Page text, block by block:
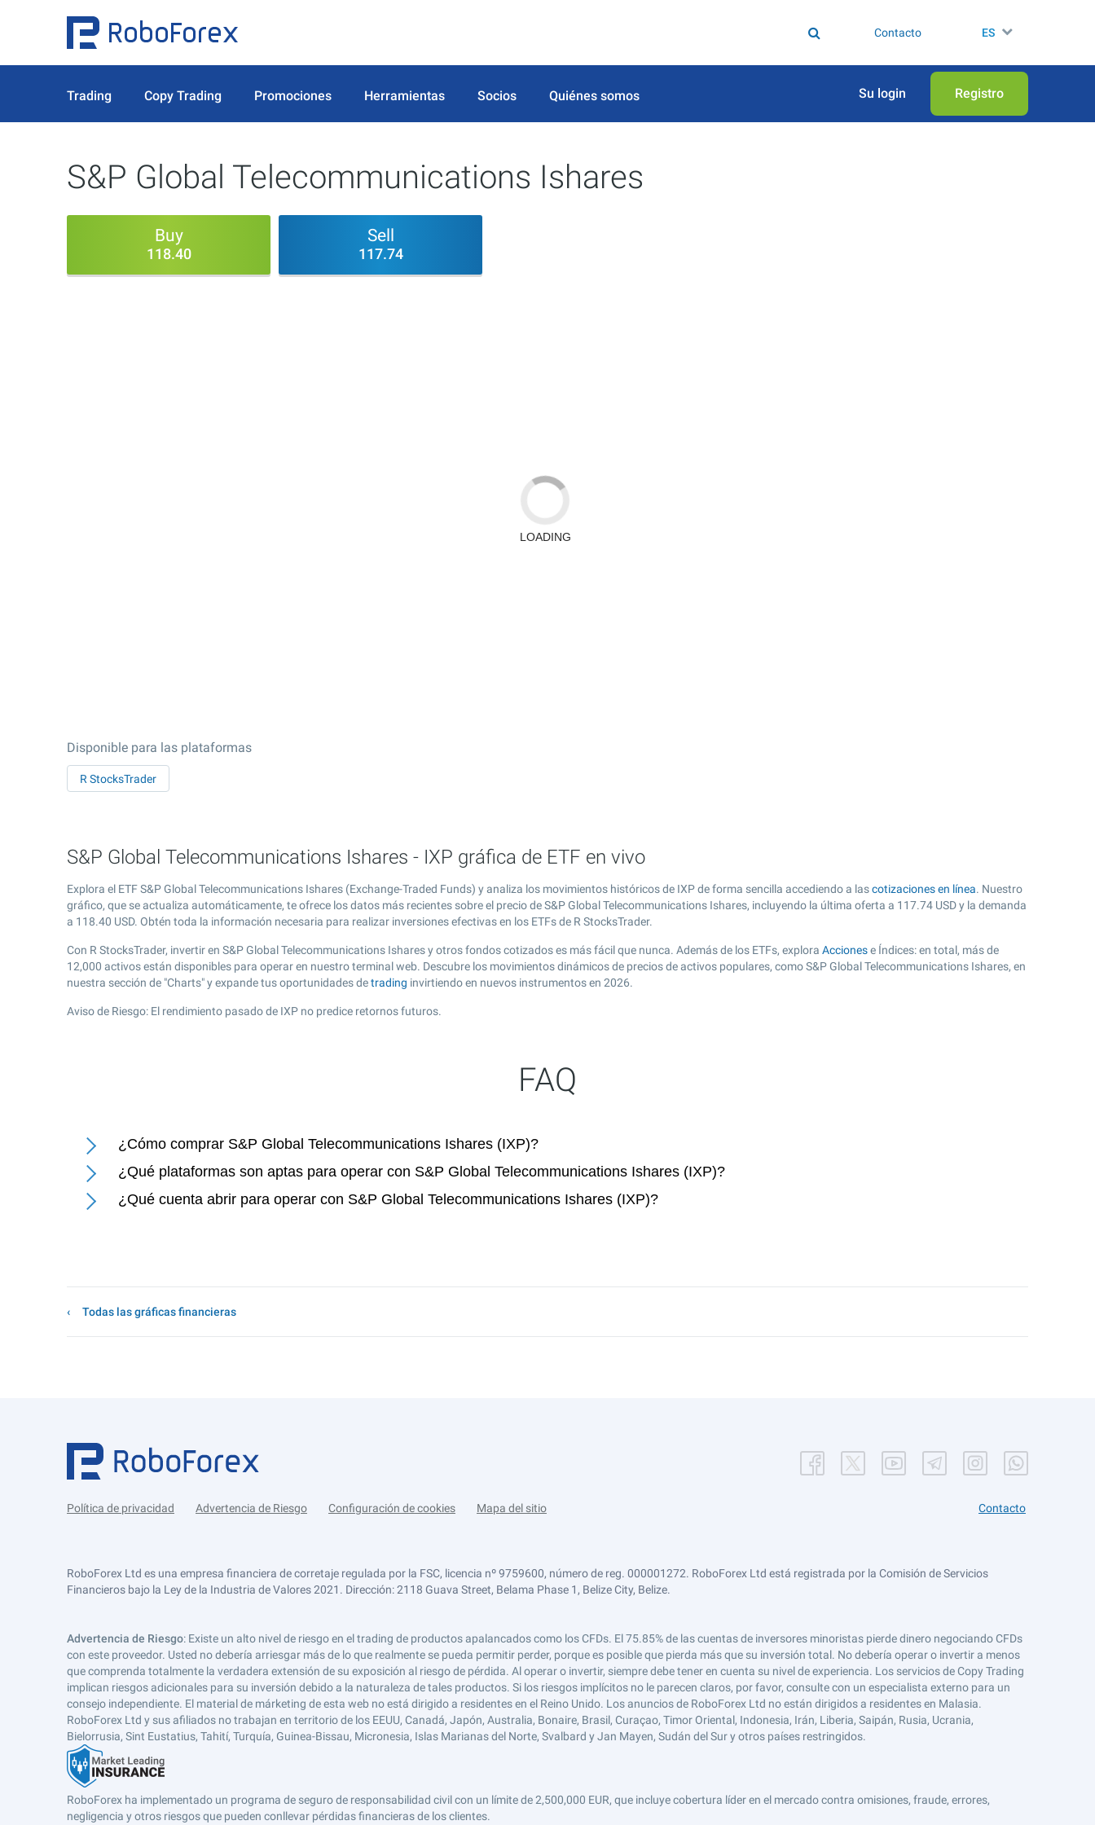
Contacto ES
Trading Copy Trading Promociones Herramientas Socios Quiénes somos Su login Registro
S&P Global Telecommunications Ishares
Buy
118.40
Sell
117.74
Disponible para las plataformas
R StocksTrader
S&P Global Telecommunications Ishares - IXP gráfica de ETF en vivo
Explora el ETF S&P Global Telecommunications Ishares (Exchange-Traded Funds) y analiza los movimientos históricos de IXP de forma sencilla accediendo a lascotizaciones en línea. Nuestro
gráfico, que se actualiza automáticamente, te ofrece los datos más recientes sobre el precio de S&P Global Telecommunications Ishares, incluyendo la última oferta a 117.74 USD y la demanda
a 118.40 USD. Obtén toda la información necesaria para realizar inversiones efectivas en los ETFs de R StocksTrader.
Con R StocksTrader, invertir en S&P Global Telecommunications Ishares y otros fondos cotizados es más fácil que nunca. Además de los ETFs, explora Accionese Índices: en total, más de
12,000 activos están disponibles para operar en nuestro terminal web. Descubre los movimientos dinámicos de precios de activos populares, como S&P Global Telecommunications Ishares, en
nuestra sección de "Charts" y expande tus oportunidades detrading invirtiendo en nuevos instrumentos en 2026.
Aviso de Riesgo: El rendimiento pasado de IXP no predice retornos futuros.
FAQ
¿Cómo comprar S&P Global Telecommunications Ishares (IXP)?
¿Qué plataformas son aptas para operar con S&P Global Telecommunications Ishares (IXP)?
¿Qué cuenta abrir para operar con S&P Global Telecommunications Ishares (IXP)?
Todas las gráficas financieras
Política de privacidad Advertencia de Riesgo Configuración de cookies Mapa del sitio Contacto
RoboForex Ltd es una empresa financiera de corretaje regulada por la FSC, licencia nº 9759600, número de reg. 000001272. RoboForex Ltd está registrada por la Comisión de Servicios
Financieros bajo la Ley de la Industria de Valores 2021. Dirección: 2118 Guava Street, Belama Phase 1, Belize City, Belize.
Advertencia de Riesgo: Existe un alto nivel de riesgo en el trading de productos apalancados como los CFDs. El 75.85% de las cuentas de inversores minoristas pierde dinero negociando CFDs
con este proveedor. Usted no debería arriesgar más de lo que realmente se pueda permitir perder, porque es posible que pierda más que su inversión total. No debería operar o invertir a menos
que comprenda totalmente la verdadera extensión de su exposición al riesgo de pérdida. Al operar o invertir, siempre debe tener en cuenta su nivel de experiencia. Los servicios de Copy Trading
implican riesgos adicionales para su inversión debido a la naturaleza de tales productos. Si los riesgos implícitos no le parecen claros, por favor, consulte con un especialista externo para un
consejo independiente. El material de márketing de esta web no está dirigido a residentes en el Reino Unido. Los anuncios de RoboForex Ltd no están dirigidos a residentes en Malasia.
RoboForex Ltd y sus afiliados no trabajan en territorio de los EEUU, Canadá, Japón, Australia, Bonaire, Brasil, Curaçao, Timor Oriental, Indonesia, Irán, Liberia, Saipán, Rusia, Ucrania,
Bielorrusia, Sint Eustatius, Tahití, Turquía, Guinea-Bissau, Micronesia, Islas Marianas del Norte, Svalbard y Jan Mayen, Sudán del Sur y otros países restringidos.
RoboForex ha implementado un programa de seguro de responsabilidad civil con un límite de 2,500,000 EUR, que incluye cobertura líder en el mercado contra omisiones, fraude, errores,
negligencia y otros riesgos que pueden conllevar pérdidas financieras de los clientes.